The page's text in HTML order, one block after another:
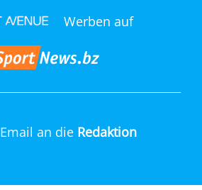
Werben auf
Email an die Redaktion